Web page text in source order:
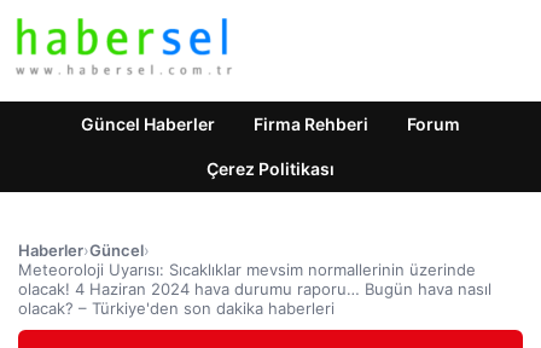
Güncel Haberler Firma Rehberi Forum
Çerez Politikası
Haberler›Güncel›
Meteoroloji Uyarısı: Sıcaklıklar mevsim normallerinin üzerinde
olacak! 4 Haziran 2024 hava durumu raporu… Bugün hava nasıl
olacak? – Türkiye'den son dakika haberleri